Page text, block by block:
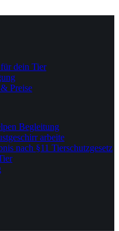
dein Tier
Preise
Begleitung
arbeite
nach §11 Tierschutzgesetz